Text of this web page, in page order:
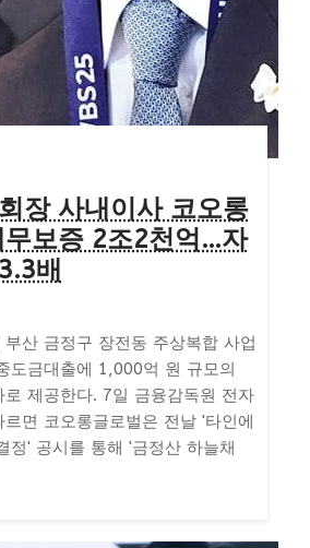
장 사내이사 코오롱
무보증 2조2천억…자
배
부산 금정구 장전동 주상복합 사업
도금대출에 1,000억 원 규모의
로 제공한다. 7일 금융감독원 전자
면 코오롱글로벌은 전날 '타인에
정' 공시를 통해 '금정산 하늘채